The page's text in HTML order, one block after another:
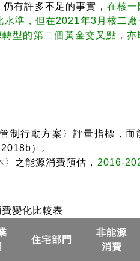
有許多不足的事實， 在核一
準，但在2021年3月核二
型的第二個黃金交叉點，亦
行動方案〉評量指標，而
）。
之能源消費預估， 2016-
變化比較表
住宅部門
非能源
消費